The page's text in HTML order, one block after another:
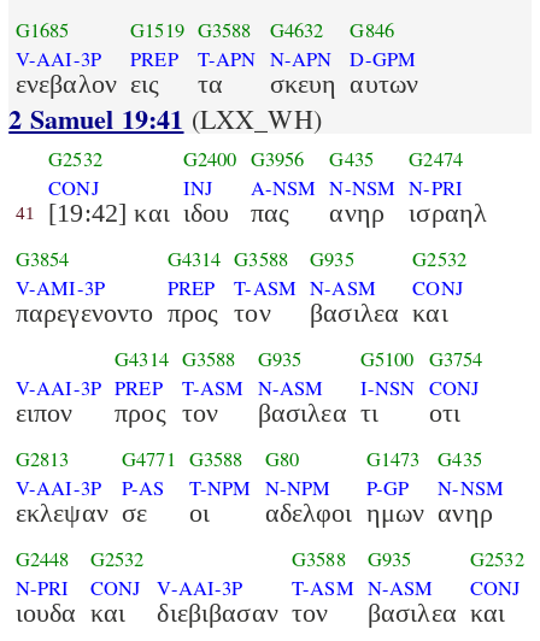
G1685
V-AAI-3P
ενεβαλον
G1519
PREP
εις
G3588
T-APN
τα
G4632
N-APN
σκευη
G846
D-GPM
αυτων
2 Samuel 19:41 (LXX_WH)
41
G2532
CONJ
[19:42] και
G2400
INJ
ιδου
G3956
A-NSM
πας
G435
N-NSM
ανηρ
G2474
N-PRI
ισραηλ
G3854
V-AMI-3P
παρεγενοντο
G4314
PREP
προς
G3588
T-ASM
τον
G935
N-ASM
βασιλεα
G2532
CONJ
και
V-AAI-3P
ειπον
G4314
PREP
προς
G3588
T-ASM
τον
G935
N-ASM
βασιλεα
G5100
I-NSN
τι
G3754
CONJ
οτι
G2813
V-AAI-3P
εκλεψαν
G4771
P-AS
σε
G3588
T-NPM
οι
G80
N-NPM
αδελφοι
G1473
P-GP
ημων
G435
N-NSM
ανηρ
G2448
N-PRI
ιουδα
G2532
CONJ
και
V-AAI-3P
διεβιβασαν
G3588
T-ASM
τον
G935
N-ASM
βασιλεα
G2532
CONJ
και